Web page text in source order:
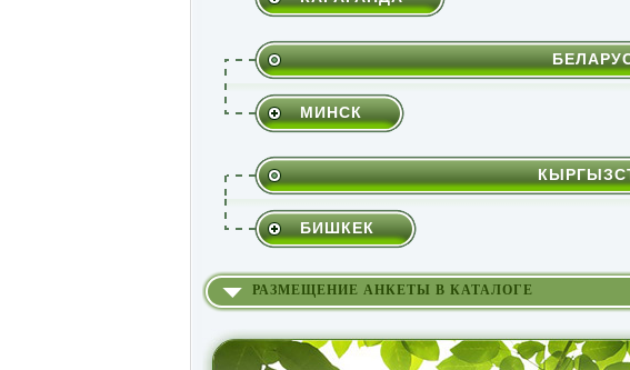
МИНСК
БИШКЕК
РАЗМЕЩЕНИЕ АНКЕТЫ В КАТАЛОГЕ